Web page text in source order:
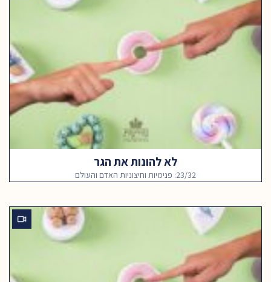
לא להונות את הגר
23/32: פנימיות וחיצוניות האדם והעולם